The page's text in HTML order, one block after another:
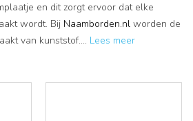
en dit zorgt ervoor dat elke
wordt. Bij Naamborden.nl worden de
van kunststof.... Lees meer